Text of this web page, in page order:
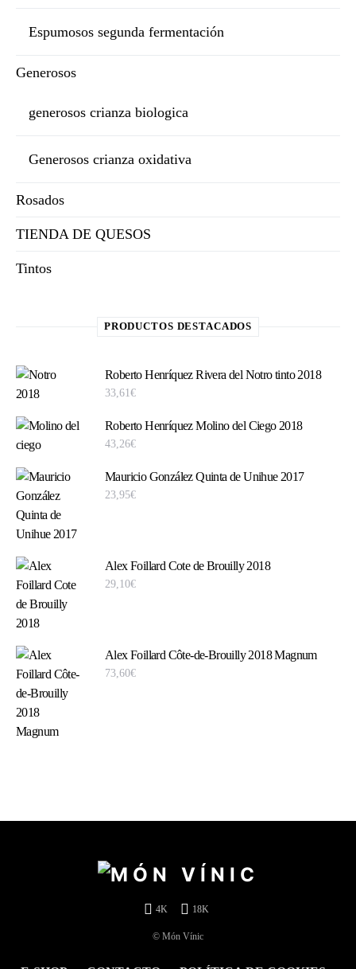
Espumosos segunda fermentación
Generosos
generosos crianza biologica
Generosos crianza oxidativa
Rosados
TIENDA DE QUESOS
Tintos
PRODUCTOS DESTACADOS
Roberto Henríquez Rivera del Notro tinto 2018
33,61€
Roberto Henríquez Molino del Ciego 2018
43,26€
Mauricio González Quinta de Unihue 2017
23,95€
Alex Foillard Cote de Brouilly 2018
29,10€
Alex Foillard Côte-de-Brouilly 2018 Magnum
73,60€
4K 18K
© Món Vínic